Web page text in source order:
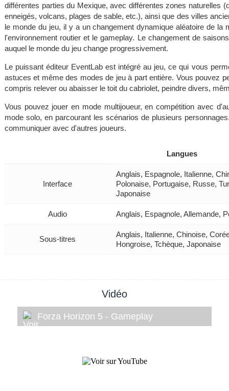
différentes parties du Mexique, avec différentes zones naturelles
enneigés, volcans, plages de sable, etc.), ainsi que des villes
le monde du jeu, il y a un changement dynamique aléatoire de la
l'environnement routier et le gameplay. Le changement de
auquel le monde du jeu change progressivement.
Le puissant éditeur EventLab est intégré au jeu, ce qui vous
astuces et même des modes de jeu à part entière. Vous pouvez
compris relever ou abaisser le toit du cabriolet, peindre divers,
Vous pouvez jouer en mode multijoueur, en compétition avec
mode solo, en parcourant les scénarios de plusieurs
communiquer avec d'autres joueurs.
Langues
Interface
Anglais, Espagnole, Italienne,
Polonaise, Portugaise, Russe,
Japonaise
Audio Anglais, Espagnole, Allemande,
Sous-titres
Anglais, Italienne, Chinoise,
Hongroise, Tchèque, Japonaise
Vidéo
Forza Horizon 5 - Gameplay